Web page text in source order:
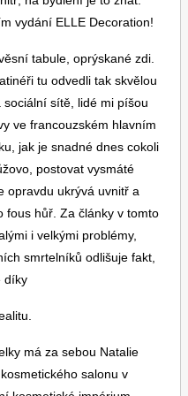
Hendrycha k
od té doby
galerii skla a mají další
si tam podzimní výlet,
přes nedalekou
retreat v
stavení, které jsme
straně 116. Ale kdo
vystrčit paty z
bude relaxovat i ve
původních majitelů
apartmán v dřívějším
(včetně toho
zničeny nebo nikdy
přispějete na
sobě dopřejete cenné
vydání ELLE Decoration!
tabule, oprýskané zdi.
tu odvedli tak skvělou
sítě, lidé mi píšou
ve francouzském hlavním
jak je snadné dnes cokoli
postovat vysmáté
opravdu ukrývá uvnitř a
fous hůř. Za články v tomto
i velkými problémy,
smrtelníků odlišuje fakt,
díky
má za sebou Natalie
salonu v